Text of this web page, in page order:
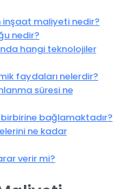
inşaat maliyeti nedir?
nedir?
hangi teknolojiler
faydaları nelerdir?
süresi ne
bağlamaktadır?
ne kadar
verir mi?